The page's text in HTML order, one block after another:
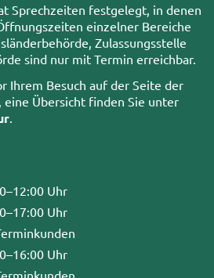
Sprechzeiten festgelegt, in denen
einzelner Bereiche
Zulassungsstelle
sind nur mit Termin erreichbar.
Ihrem Besuch auf der Seite der
Übersicht finden Sie unter
Uhr
Uhr
Uhr